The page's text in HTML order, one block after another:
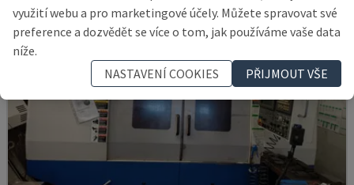
využití webu a pro marketingové účely. Můžete spravovat své
preference a dozvědět se více o tom, jak používáme vaše data
níže.
NASTAVENÍ COOKIES
PŘIJMOUT VŠE